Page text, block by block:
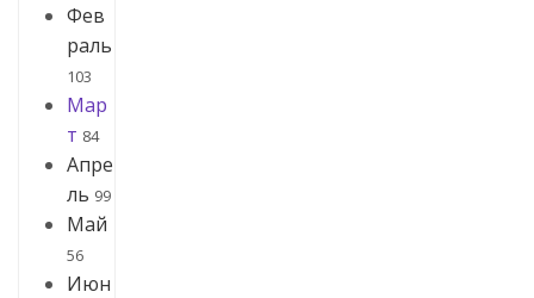
Фев
раль
103
Мар
т 84
Апре
ль 99
Май
56
Июн